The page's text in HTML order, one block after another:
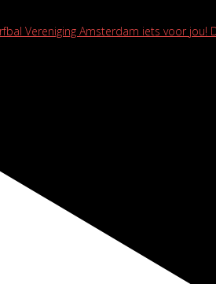
Vereniging Amsterdam iets voor